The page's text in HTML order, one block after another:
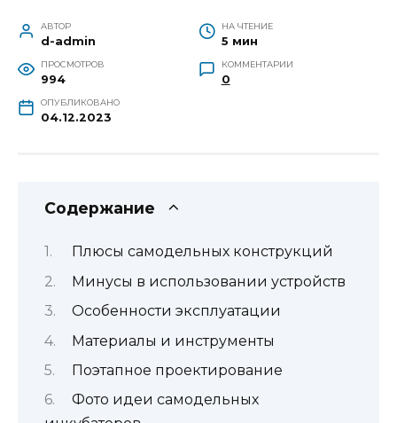
АВТОР
d-admin
НА ЧТЕНИЕ
5 мин
ПРОСМОТРОВ
994
КОММЕНТАРИИ
0
ОПУБЛИКОВАНО
04.12.2023
Содержание
Плюсы самодельных конструкций
Минусы в использовании устройств
Особенности эксплуатации
Материалы и инструменты
Поэтапное проектирование
Фото идеи самодельных